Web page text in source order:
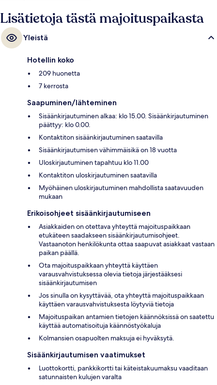
Lisätietoja tästä majoituspaikasta
Yleistä
Hotellin koko
209 huonetta
7 kerrosta
Saapuminen/lähteminen
Sisäänkirjautuminen alkaa: klo 15.00. Sisäänkirjautuminen
päättyy: klo 0.00.
Kontaktiton sisäänkirjautuminen saatavilla
Sisäänkirjautumisen vähimmäisikä on 18 vuotta
Uloskirjautuminen tapahtuu klo 11.00
Kontaktiton uloskirjautuminen saatavilla
Myöhäinen uloskirjautuminen mahdollista saatavuuden
mukaan
Erikoisohjeet sisäänkirjautumiseen
Asiakkaiden on otettava yhteyttä majoituspaikkaan
etukäteen saadakseen sisäänkirjautumisohjeet.
Vastaanoton henkilökunta ottaa saapuvat asiakkaat vastaan
paikan päällä.
Ota majoituspaikkaan yhteyttä käyttäen
varausvahvistuksessa olevia tietoja järjestääksesi
sisäänkirjautumisen
Jos sinulla on kysyttävää, ota yhteyttä majoituspaikkaan
käyttäen varausvahvistuksesta löytyviä tietoja
Majoituspaikan antamien tietojen käännöksissä on saatettu
käyttää automatisoituja käännöstyökaluja
Kolmansien osapuolten maksuja ei hyväksytä.
Sisäänkirjautumisen vaatimukset
Luottokortti, pankkikortti tai käteistakuumaksu vaaditaan
satunnaisten kulujen varalta